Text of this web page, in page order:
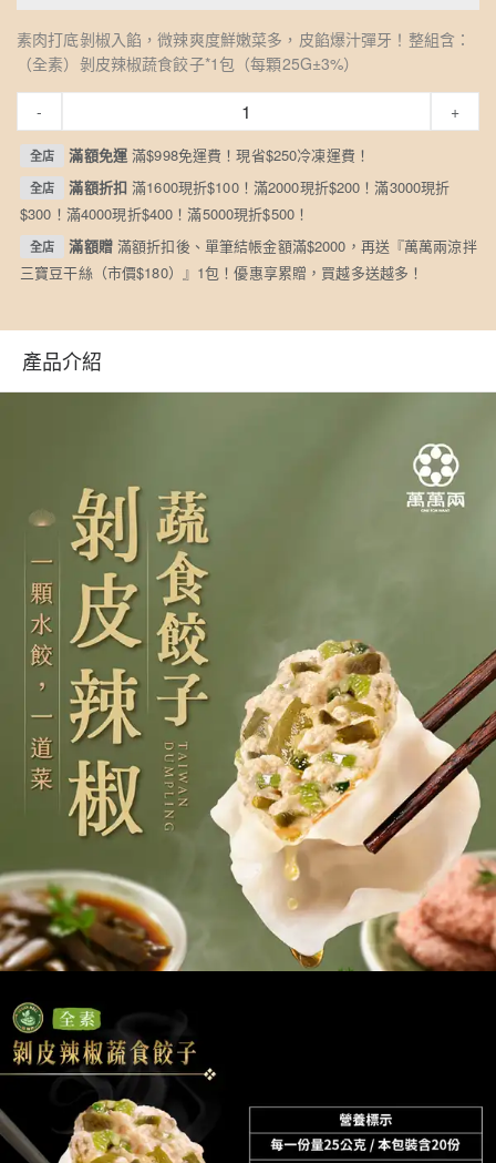
素肉打底剝椒入餡，微辣爽度鮮嫩菜多，皮餡爆汁彈牙！整組含：
（全素）剝皮辣椒蔬食餃子*1包（每顆25G±3%）
- +
全店 滿額免運滿$998免運費！現省$250冷凍運費！
全店 滿額折扣滿1600現折$100！滿2000現折$200！滿3000現折
$300！滿4000現折$400！滿5000現折$500！
全店 滿額贈 滿額折扣後、單筆結帳金額滿$2000，再送『萬萬兩涼拌
三寶豆干絲（市價$180）』1包！優惠享累贈，買越多送越多！
產品介紹